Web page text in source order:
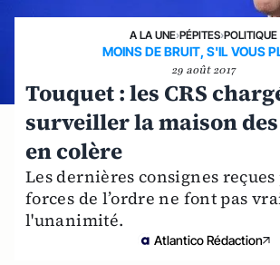
A LA UNE›PÉPITES›POLITIQUE
MOINS DE BRUIT, S'IL VOUS
29 août 2017
Touquet : les CRS
surveiller la maison
en colère
Les dernières consignes reçues
forces de l’ordre ne font pas
l'unanimité.
Atlantico Rédaction